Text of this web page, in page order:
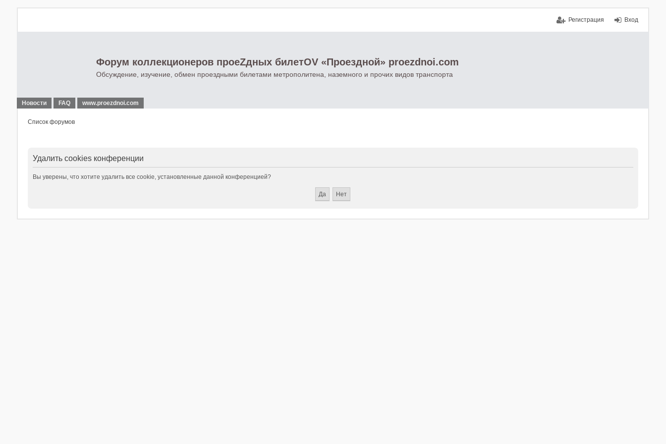
Вход
Регистрация
Новости FAQ www.proezdnoi.com
Форум коллекционеров проеZдных билетOV «Проездной» proezdnoi.com
Обсуждение, изучение, обмен проездными билетами метрополитена, наземного и прочих видов транспорта
Список форумов
Удалить cookies конференции
Вы уверены, что хотите удалить все cookie, установленные данной конференцией?